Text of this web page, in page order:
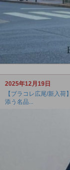
2025年12月19日
【ブラコレ広尾/新入
添う名品...